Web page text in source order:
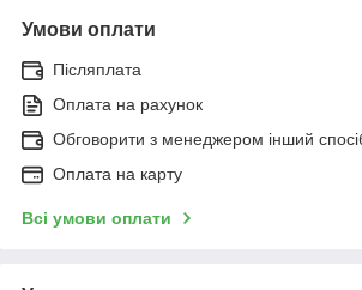
Умови оплати
Післяплата
Оплата на рахунок
Обговорити з менеджером інший
Оплата на карту
Всі умови оплати